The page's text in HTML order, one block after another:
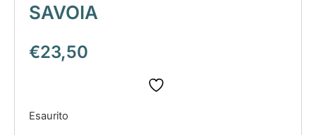
SAVOIA
€23,50
Esaurito